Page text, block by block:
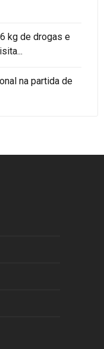
kg de drogas e
na partida de